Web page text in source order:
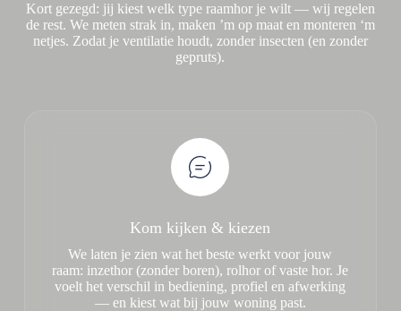
Kort gezegd: jij kiest welk type raamhor je wilt — wij regelen
de rest. We meten strak in, maken ’m op maat en monteren ‘m
netjes. Zodat je ventilatie houdt, zonder insecten (en zonder
gepruts).
Kom kijken & kiezen
We laten je zien wat het beste werkt voor jouw
raam: inzethor (zonder boren), rolhor of vaste hor. Je
voelt het verschil in bediening, profiel en afwerking
— en kiest wat bij jouw woning past.